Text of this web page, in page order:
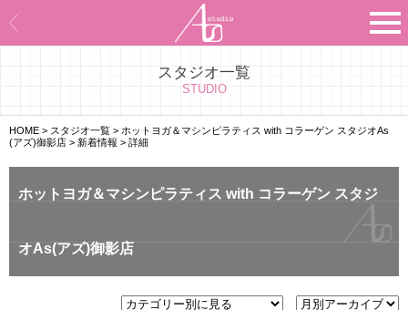
スタジオ一覧
STUDIO
HOME > スタジオ一覧 > ホットヨガ＆マシンピラティス with コラーゲン スタジオAs
(アズ)御影店 > 新着情報 > 詳細
ホットヨガ＆マシンピラティス with コラーゲン スタジ
オAs(アズ)御影店
Asのコンセプト
Asのナビゲーションシステム
施設紹介
よくあるご質問